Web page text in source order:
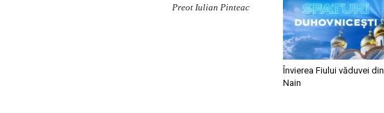
Preot Iulian Pinteac
Învierea Fiului văduvei din
Nain